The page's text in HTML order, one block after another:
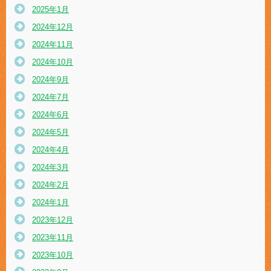
2025年1月
2024年12月
2024年11月
2024年10月
2024年9月
2024年7月
2024年6月
2024年5月
2024年4月
2024年3月
2024年2月
2024年1月
2023年12月
2023年11月
2023年10月